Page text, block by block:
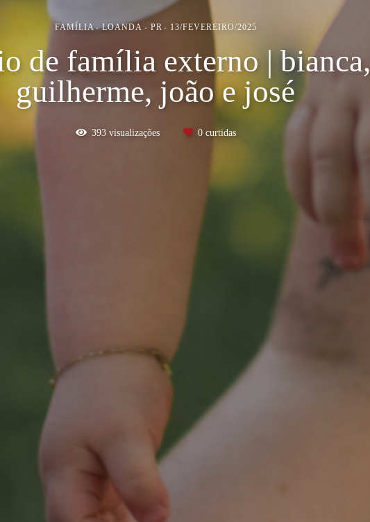
FAMÍLIA LOANDA - PR 13/FEVEREIRO/2025
de família externo | bianca,
guilherme, joão e josé
393visualizações 0curtidas